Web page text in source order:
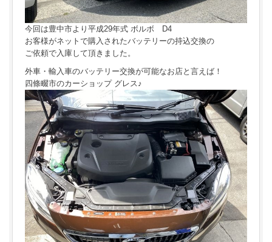
今回は豊中市より平成29年式 ボルボ D4
お客様がネットで購入されたバッテリーの持込交換の
ご依頼で入庫して頂きました。
外車・輸入車のバッテリー交換が可能なお店と言えば！
四條畷市のカーショップ グレス♪